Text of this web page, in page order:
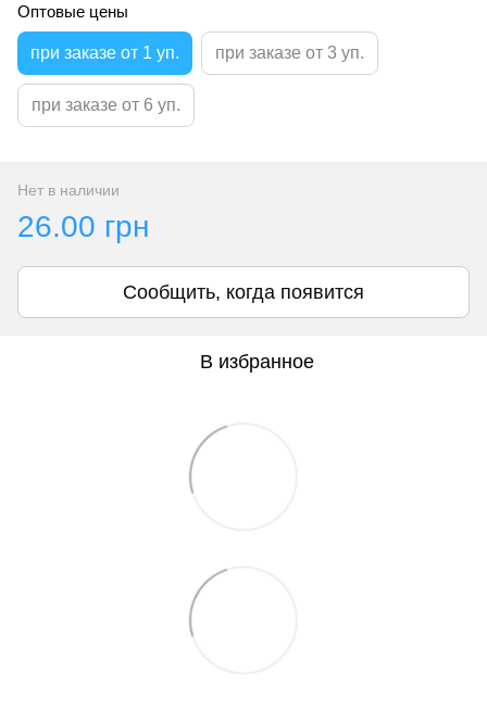
Оптовые цены
при заказе от 1 уп. при заказе от 3 уп.
при заказе от 6 уп.
Нет в наличии
26.00 грн
Сообщить, когда появится
В избранное